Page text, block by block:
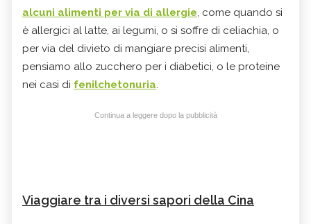
alcuni alimenti per via di allergie, come quando si
è allergici al latte, ai legumi, o si soffre di celiachia, o
per via del divieto di mangiare precisi alimenti,
pensiamo allo zucchero per i diabetici, o le proteine
nei casi di fenilchetonuria.
Continua a leggere dopo la pubblicità
Viaggiare tra i diversi sapori della Cina